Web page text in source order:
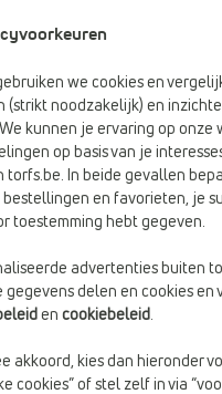
we cookies en
(strikt noodzakelijk) en
kunnen je ervaring op
op basis van je
torfs.be. In beide gevallen
en favorieten, je
toestemming hebt gegeven.
advertenties buiten
delen en cookies en
en cookiebeleid
akkoord, kies dan hieronder
cookies” of stel zelf in via